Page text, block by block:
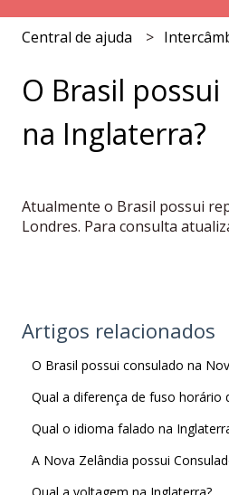
Central de ajuda
O Brasil
na Inglaterra?
Atualmente o Brasil possui
Londres. Para consulta
Artigos relacionados
O Brasil possui consulado na
Qual a diferença de fuso horário
Qual o idioma falado na
A Nova Zelândia possui